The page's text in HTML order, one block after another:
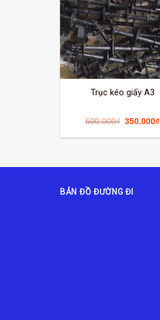
Trục kéo giấy A3
500.000₫ 350.000₫
BẢN ĐỒ ĐƯỜNG ĐI